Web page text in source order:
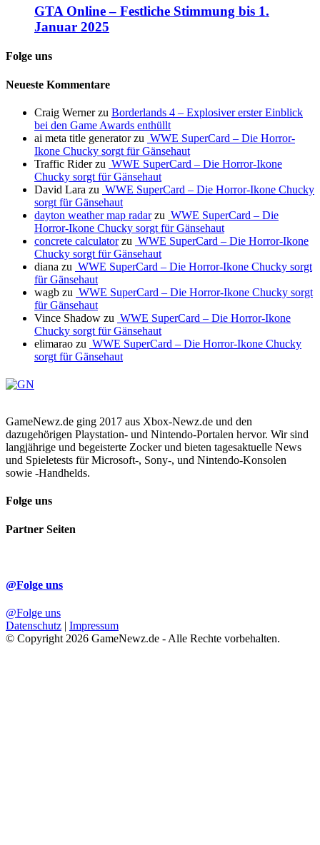
GTA Online – Festliche Stimmung bis 1.
Januar 2025
Folge uns
Neueste Kommentare
Craig Wernerzu Borderlands 4 – Explosiver erster Einblick
bei den Game Awards enthüllt
ai meta title generatorzu WWE SuperCard – Die Horror-
Ikone Chucky sorgt für Gänsehaut
Traffic Riderzu WWE SuperCard – Die Horror-Ikone
Chucky sorgt für Gänsehaut
David Lara zu WWE SuperCard – Die Horror-Ikone Chucky
sorgt für Gänsehaut
dayton weather map radarzu WWE SuperCard – Die
Horror-Ikone Chucky sorgt für Gänsehaut
concrete calculatorzu WWE SuperCard – Die Horror-Ikone
Chucky sorgt für Gänsehaut
diana zu WWE SuperCard – Die Horror-Ikone Chucky sorgt
für Gänsehaut
wagb zu WWE SuperCard – Die Horror-Ikone Chucky sorgt
für Gänsehaut
Vince Shadow zu WWE SuperCard – Die Horror-Ikone
Chucky sorgt für Gänsehaut
elimarao zu WWE SuperCard – Die Horror-Ikone Chucky
sorgt für Gänsehaut
GameNewz.de ging 2017 aus Xbox-Newz.de und den
dazugehörigen Playstation- und Nintendo-Portalen hervor. Wir sind
langjährige und begeisterte Zocker und bieten tagesaktuelle News
und Spieletests für Microsoft-, Sony-, und Nintendo-Konsolen
sowie -Handhelds.
Folge uns
Partner Seiten
@Folge uns
@Folge uns
Datenschutz | Impressum
© Copyright 2026 GameNewz.de - Alle Rechte vorbehalten.